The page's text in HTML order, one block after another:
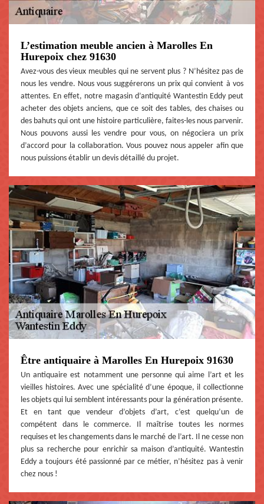
L’estimation meuble ancien à Marolles En
Hurepoix chez 91630
Avez-vous des vieux meubles qui ne servent plus ? N’hésitez pas de
nous les vendre. Nous vous suggérerons un prix qui convient à vos
attentes. En effet, notre magasin d’antiquité Wantestin Eddy peut
acheter des objets anciens, que ce soit des tables, des chaises ou
des bahuts qui ont une histoire particulière, faites-les nous parvenir.
Nous pouvons aussi les vendre pour vous, on négociera un prix
d’accord pour la collaboration. Vous pouvez nous appeler afin que
nous puissions établir un devis détaillé du projet.
Être antiquaire à Marolles En Hurepoix 91630
Un antiquaire est notamment une personne qui aime l’art et les
vieilles histoires. Avec une spécialité d’une époque, il collectionne
les objets qui lui semblent intéressants pour la génération présente.
Et en tant que vendeur d’objets d’art, c’est quelqu’un de
compétent dans le commerce. Il maîtrise toutes les normes
requises et les changements dans le marché de l’art. Il ne cesse non
plus sa recherche pour enrichir sa maison d’antiquité. Wantestin
Eddy a toujours été passionné par ce métier, n’hésitez pas à venir
chez nous !